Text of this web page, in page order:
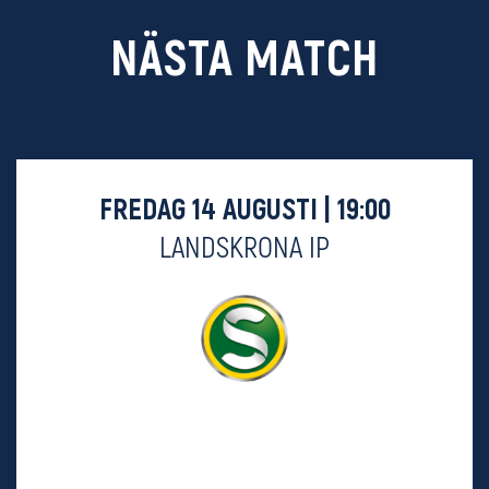
NÄSTA MATCH
FREDAG 14 AUGUSTI | 19:00
LANDSKRONA IP